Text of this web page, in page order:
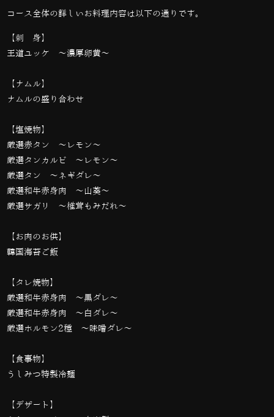
コース全体の詳しいお料理内容は以下の通りです。
【刺 身】
王道ユッケ 〜濃厚卵黄〜
【ナムル】
ナムルの盛り合わせ
【塩焼物】
厳選赤タン 〜レモン〜
厳選タンカルビ 〜レモン〜
厳選タン 〜ネギダレ〜
厳選和牛赤身肉 〜山葵〜
厳選サガリ 〜椎茸もみだれ〜
【お肉のお供】
韓国海苔ご飯
【タレ焼物】
厳選和牛赤身肉 〜黒ダレ〜
厳選和牛赤身肉 〜白ダレ〜
厳選ホルモン2種 〜味噌ダレ〜
【食事物】
うしみつ特製冷麺
【デザート】